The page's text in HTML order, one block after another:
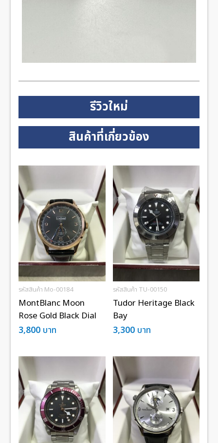
รีวิวใหม่
สินค้าที่เกี่ยวข้อง
รหัสสินค้า Mo-00184
MontBlanc Moon
Rose Gold Black Dial
3,800 บาท
รหัสสินค้า TU-00150
Tudor Heritage Black
Bay
3,300 บาท